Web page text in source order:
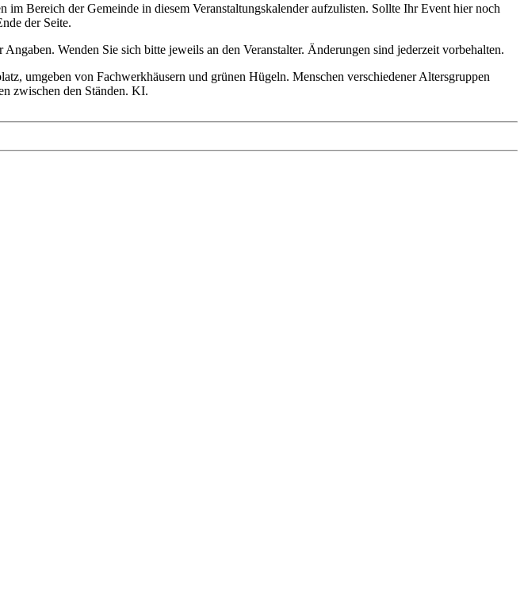
Bereich der Gemeinde in diesem Veranstaltungskalender aufzulisten. Sollte Ihr Event hier noch
der Seite.
Wenden Sie sich bitte jeweils an den Veranstalter. Änderungen sind jederzeit vorbehalten.